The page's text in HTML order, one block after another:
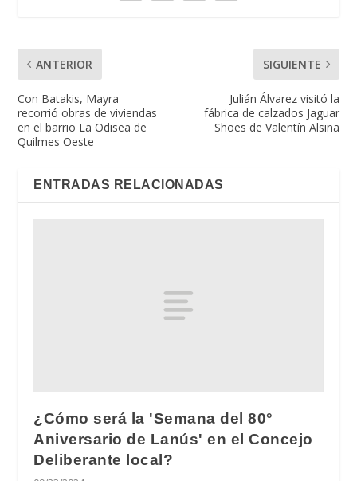
ANTERIOR
Con Batakis, Mayra
recorrió obras de viviendas
en el barrio La Odisea de
Quilmes Oeste
SIGUIENTE
Julián Álvarez visitó la
fábrica de calzados Jaguar
Shoes de Valentín Alsina
ENTRADAS RELACIONADAS
¿Cómo será la 'Semana del 80°
Aniversario de Lanús' en el Concejo
Deliberante local?